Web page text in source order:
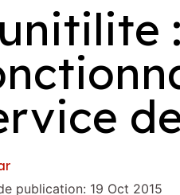
publication: 19 Oct 2015